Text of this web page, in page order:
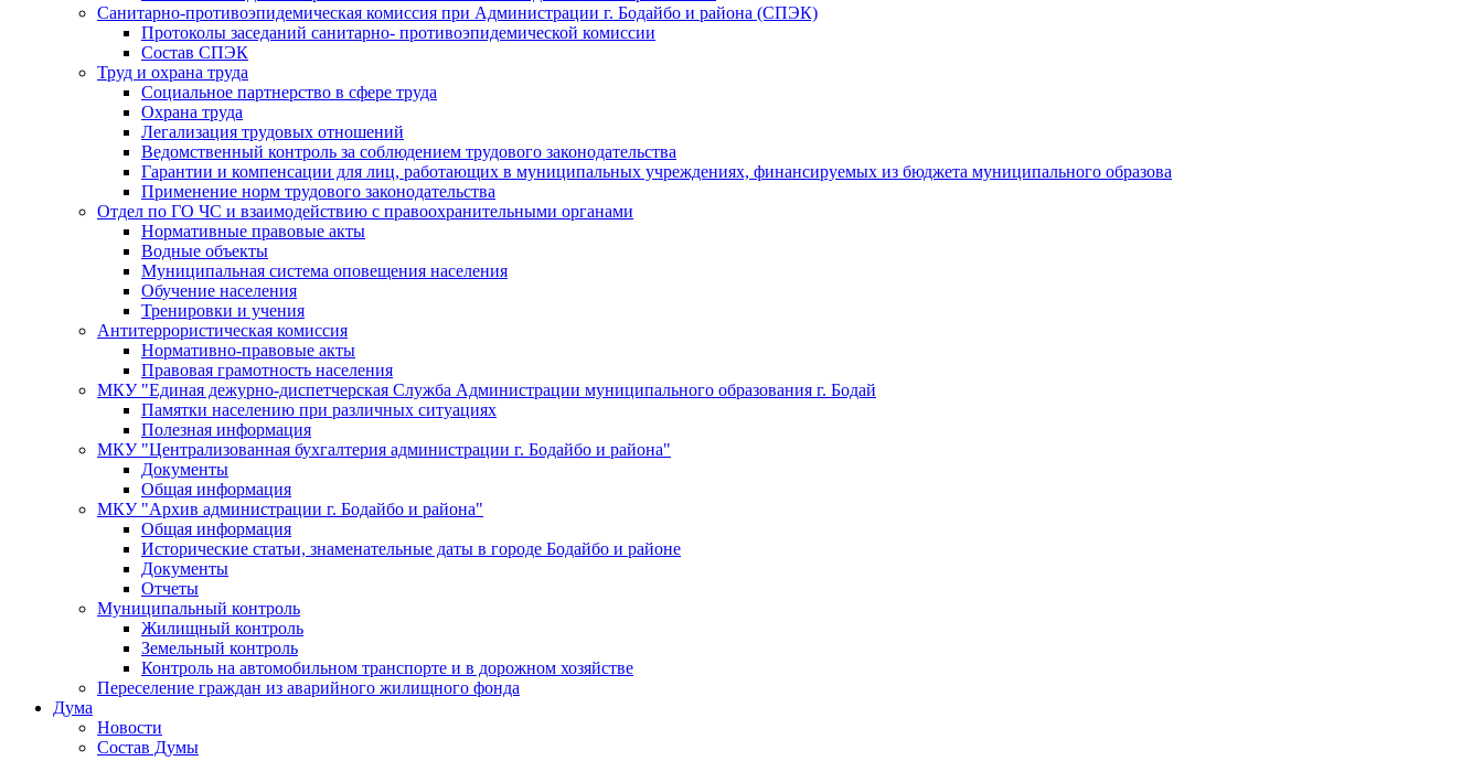
Санитарно-противоэпидемическая комиссия при Администрации г. Бодайбо и района (СПЭК)
Протоколы заседаний санитарно- противоэпидемической комиссии
Состав СПЭК
Труд и охрана труда
Социальное партнерство в сфере труда
Охрана труда
Легализация трудовых отношений
Ведомственный контроль за соблюдением трудового законодательства
Гарантии и компенсации для лиц, работающих в муниципальных учреждениях, финансируемых из бюджета муниципального образова
Применение норм трудового законодательства
Отдел по ГО ЧС и взаимодействию с правоохранительными органами
Нормативные правовые акты
Водные объекты
Муниципальная система оповещения населения
Обучение населения
Тренировки и учения
Антитеррористическая комиссия
Нормативно-правовые акты
Правовая грамотность населения
МКУ "Единая дежурно-диспетчерская Служба Администрации муниципального образования г. Бодай
Памятки населению при различных ситуациях
Полезная информация
МКУ "Централизованная бухгалтерия администрации г. Бодайбо и района"
Документы
Общая информация
МКУ "Архив администрации г. Бодайбо и района"
Общая информация
Исторические статьи, знаменательные даты в городе Бодайбо и районе
Документы
Отчеты
Муниципальный контроль
Жилищный контроль
Земельный контроль
Контроль на автомобильном транспорте и в дорожном хозяйстве
Переселение граждан из аварийного жилищного фонда
Дума
Новости
Состав Думы